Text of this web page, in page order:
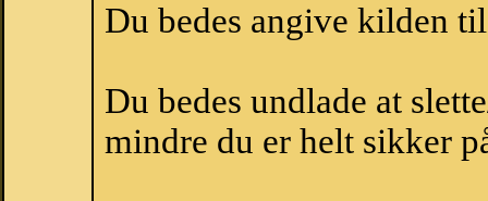
Du bedes angive kilden
Du bedes undlade at
mindre du er helt sikker